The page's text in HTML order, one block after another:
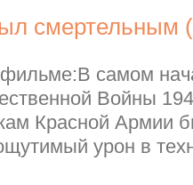
смертельным
самом
Войны
Красной Армии
урон в